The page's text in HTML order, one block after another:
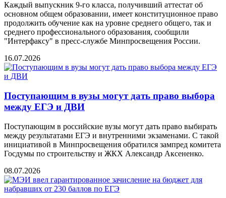
Каждый выпускник 9-го класса, получивший аттестат об
основном общем образовании, имеет конституционное право
продолжить обучение как на уровне среднего общего, так и
среднего профессионального образования, сообщили
"Интерфаксу" в пресс-службе Минпросвещения России.
16.07.2026
Поступающим в вузы могут дать право выбора
между ЕГЭ и ДВИ
Поступающим в российские вузы могут дать право выбирать
между результатами ЕГЭ и внутренними экзаменами. С такой
инициативой в Минпросвещения обратился зампред комитета
Госдумы по строительству и ЖКХ Александр Аксененко.
08.07.2026